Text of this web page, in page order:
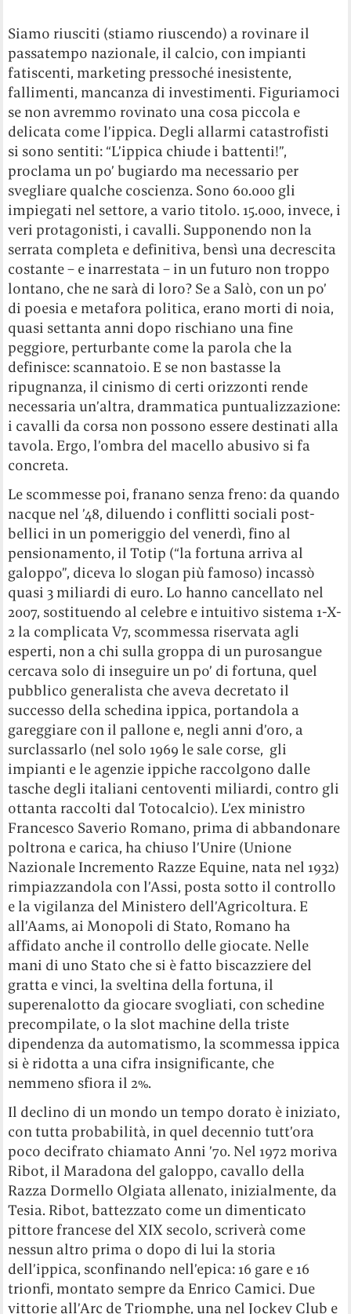
Siamo riusciti (stiamo riuscendo) a rovinare il
passatempo nazionale, il calcio, con impianti
fatiscenti, marketing pressoché inesistente,
fallimenti, mancanza di investimenti. Figuriamoci
se non avremmo rovinato una cosa piccola e
delicata come l’ippica. Degli allarmi catastrofisti
si sono sentiti: “L’ippica chiude i battenti!”,
proclama un po’ bugiardo ma necessario per
svegliare qualche coscienza. Sono 60.000 gli
impiegati nel settore, a vario titolo. 15.000, invece, i
veri protagonisti, i cavalli. Supponendo non la
serrata completa e definitiva, bensì una decrescita
costante – e inarrestata – in un futuro non troppo
lontano, che ne sarà di loro? Se a Salò, con un po’
di poesia e metafora politica, erano morti di noia,
quasi settanta anni dopo rischiano una fine
peggiore, perturbante come la parola che la
definisce: scannatoio. E se non bastasse la
ripugnanza, il cinismo di certi orizzonti rende
necessaria un’altra, drammatica puntualizzazione:
i cavalli da corsa non possono essere destinati alla
tavola. Ergo, l’ombra del macello abusivo si fa
concreta.
Le scommesse poi, franano senza freno: da quando
nacque nel ’48, diluendo i conflitti sociali post-
bellici in un pomeriggio del venerdì, fino al
pensionamento, il Totip (“la fortuna arriva al
galoppo”, diceva lo slogan più famoso) incassò
quasi 3 miliardi di euro. Lo hanno cancellato nel
2007, sostituendo al celebre e intuitivo sistema 1-X-
2 la complicata V7, scommessa riservata agli
esperti, non a chi sulla groppa di un purosangue
cercava solo di inseguire un po’ di fortuna, quel
pubblico generalista che aveva decretato il
successo della schedina ippica, portandola a
gareggiare con il pallone e, negli anni d’oro, a
surclassarlo (nel solo 1969 le sale corse, gli
impianti e le agenzie ippiche raccolgono dalle
tasche degli italiani centoventi miliardi, contro gli
ottanta raccolti dal Totocalcio). L’ex ministro
Francesco Saverio Romano, prima di abbandonare
poltrona e carica, ha chiuso l’Unire (Unione
Nazionale Incremento Razze Equine, nata nel 1932)
rimpiazzandola con l’Assi, posta sotto il controllo
e la vigilanza del Ministero dell’Agricoltura. E
all’Aams, ai Monopoli di Stato, Romano ha
affidato anche il controllo delle giocate. Nelle
mani di uno Stato che si è fatto biscazziere del
gratta e vinci, la sveltina della fortuna, il
superenalotto da giocare svogliati, con schedine
precompilate, o la slot machine della triste
dipendenza da automatismo, la scommessa ippica
si è ridotta a una cifra insignificante, che
nemmeno sfiora il 2%.
Il declino di un mondo un tempo dorato è iniziato,
con tutta probabilità, in quel decennio tutt’ora
poco decifrato chiamato Anni ’70. Nel 1972 moriva
Ribot, il Maradona del galoppo, cavallo della
Razza Dormello Olgiata allenato, inizialmente, da
Tesia. Ribot, battezzato come un dimenticato
pittore francese del XIX secolo, scriverà come
nessun altro prima o dopo di lui la storia
dell’ippica, sconfinando nell’epica: 16 gare e 16
trionfi, montato sempre da Enrico Camici. Due
vittorie all’Arc de Triomphe, una nel Jockey Club e